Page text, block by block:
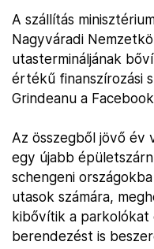
A szállítás
Nagyváradi
utastermináljának
értékű finanszírozási
Grindeanu a
Az összegből jövő év
egy újabb
schengeni
utasok számára,
kibővítik a
berendezést is